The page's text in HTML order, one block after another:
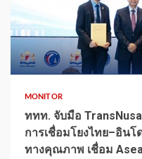
1 min read
MONITOR
ททท. จับมือ
การเชื่อมโยงไทย–อิน
ทางคุณภาพ เชื่อม